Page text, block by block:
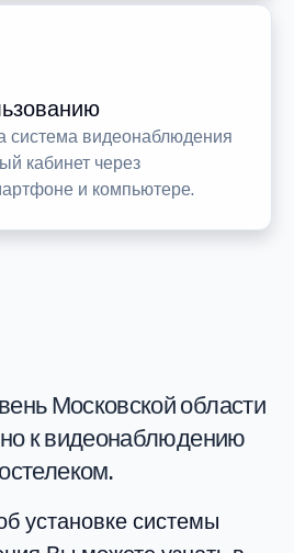
система видеонаблюдения
кабинет через
и компьютере.
Московской области
к видеонаблюдению
установке системы